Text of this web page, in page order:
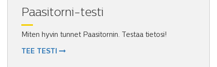
Paasitorni-testi
Miten hyvin tunnet Paasitornin. Testaa tietosi!
TEE TESTI